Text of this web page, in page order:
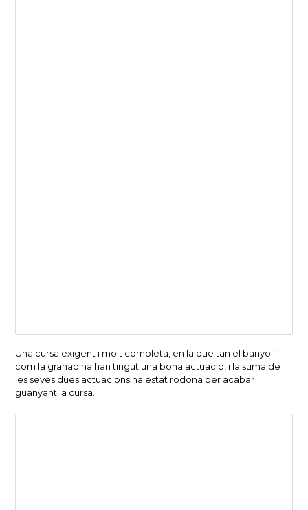
Una cursa exigent i molt completa, en la que tan el banyolí
com la granadina han tingut una bona actuació, i la suma de
les seves dues actuacions ha estat rodona per acabar
guanyant la cursa.